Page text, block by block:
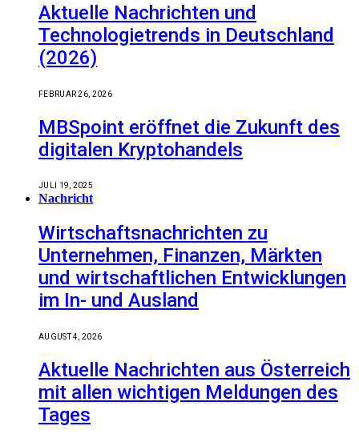
Aktuelle Nachrichten und
Technologietrends in Deutschland
(2026)
FEBRUAR 26, 2026
MBSpoint eröffnet die Zukunft des
digitalen Kryptohandels
JULI 19, 2025
Nachricht
Wirtschaftsnachrichten zu
Unternehmen, Finanzen, Märkten
und wirtschaftlichen Entwicklungen
im In- und Ausland
AUGUST 4, 2026
Aktuelle Nachrichten aus Österreich
mit allen wichtigen Meldungen des
Tages